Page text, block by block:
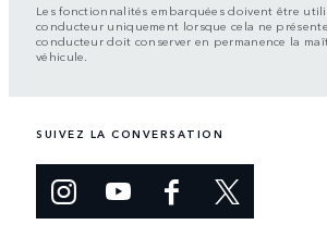
Les fonctionnalités embarquées doivent être
conducteur uniquement lorsque cela ne
conducteur doit conserver en permanence la
véhicule.
SUIVEZ LA CONVERSATION